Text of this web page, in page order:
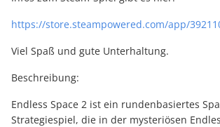
https://store.steampowered.com/app/
Viel Spaß und gute Unterhaltung.
Beschreibung:
Endless Space 2 ist ein rundenbasiertes
Strategiespiel, die in der mysteriösen